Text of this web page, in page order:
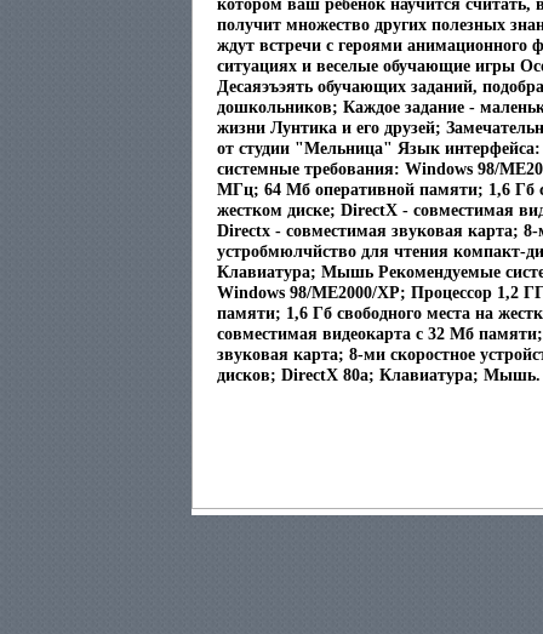
получит множество других полезных
ждут встречи с героями анимационного
ситуациях и веселые обучающие игры
Десаяэъэять обучающих заданий,
дошкольников; Каждое задание -
жизни Лунтика и его друзей;
от студии "Мельница" Язык
системные требования: Windows 98/
МГц; 64 Мб оперативной памяти; 1,6 Гб
жестком диске; DirectX - совместимая
Directx - совместимая звуковая карта; 8-
устробмюлчйство для чтения компакт-
Клавиатура; Мышь Рекомендуемые
Windows 98/ME2000/XP; Процессор 1,2
памяти; 1,6 Гб свободного места на
совместимая видеокарта с 32 Mб
звуковая карта; 8-ми скоростное
дисков; DirectX 80a; Клавиатура; Мышь.